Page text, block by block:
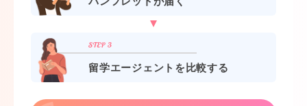
留学エージェントを比較する